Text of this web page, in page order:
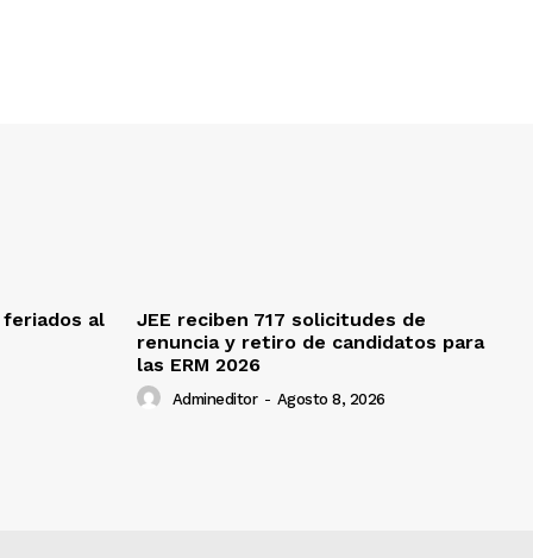
al
JEE reciben 717 solicitudes de
renuncia y retiro de candidatos para
las ERM 2026
Admineditor - Agosto 8, 2026